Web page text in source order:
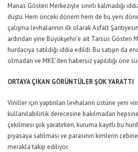
Manas Gösteri Merkeziyle sınırlı kalmadığı
düştü. Hem önceki dönem hem de bu yeni
çalışma levhalarının ilk olarak Asfalt
ardından yine Büyükşehir’e ait Tarsus Gösteri
hurdacıya satıldığı iddia edildi. Bu satışın da
olmadan ve MKE’den habersiz yapıldığı öne
ORTAYA ÇIKAN GÖRÜNTÜLER ŞOK YARATTI
Viniller için yaptırılan levhaların üstüne yeni
kullanılabilirlik derecesine bakılmadan
çekilmesi şok yaratırken, kuruma kayıtlı bu
piyasaya satılması ve parasının kimlerin
merakla takip ediliyor.